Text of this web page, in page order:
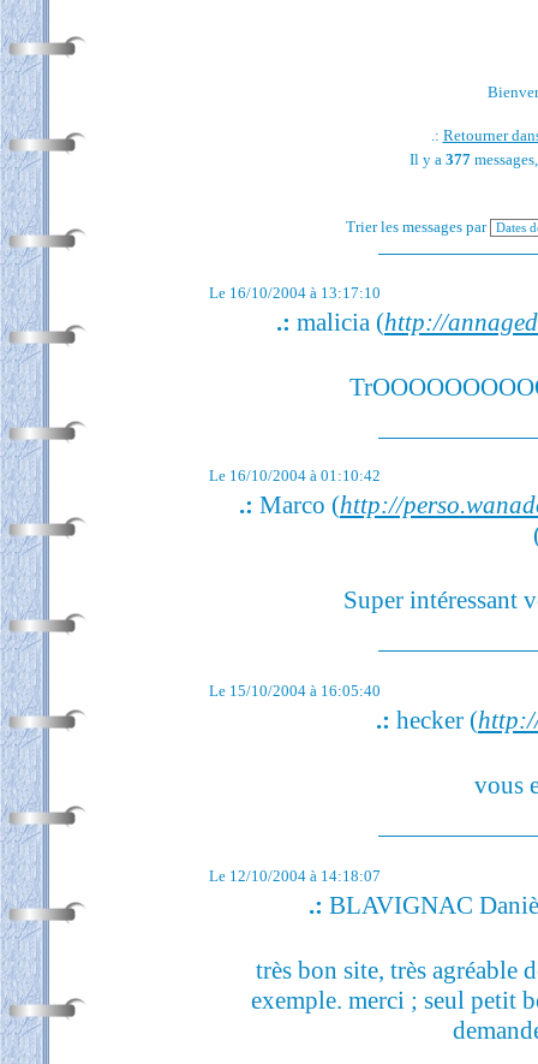
.: Retourner
Il y a 377
Trier les messages par
Le 16/10/2004 à 13:17:10
.: malicia (http://
Le 16/10/2004 à 01:10:42
.: Marco (http://
Super intéressant
Le 15/10/2004 à 16:05:40
.: hecker (
vous
Le 12/10/2004 à 14:18:07
.: BLAVIGNAC
très bon site, très agréable
exemple. merci ; seul petit